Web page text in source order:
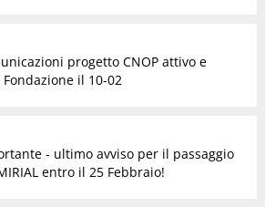
progetto CNOP attivo e
il 10-02
- ultimo avviso per il passaggio
entro il 25 Febbraio!